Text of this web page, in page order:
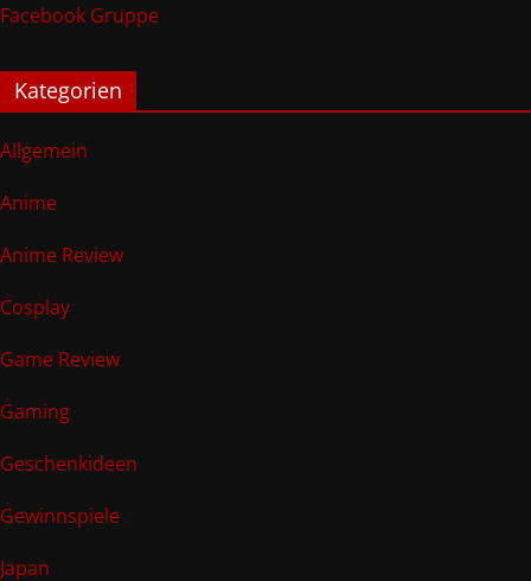
Facebook Gruppe
Kategorien
Allgemein
Anime
Anime Review
Cosplay
Game Review
Gaming
Geschenkideen
Gewinnspiele
Japan